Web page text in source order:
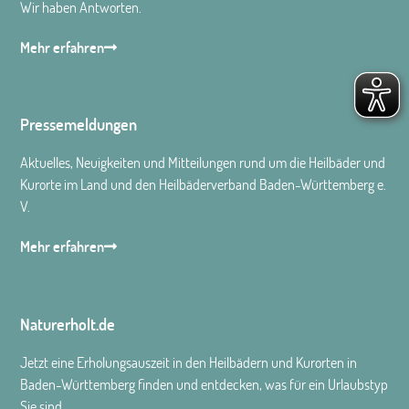
Wir haben Antworten.
Mehr erfahren
Pressemeldungen
Aktuelles, Neuigkeiten und Mitteilungen rund um die Heilbäder und
Kurorte im Land und den Heilbäderverband Baden-Württemberg e.
V.
Mehr erfahren
Naturerholt.de
Jetzt eine Erholungsauszeit in den Heilbädern und Kurorten in
Baden-Württemberg finden und entdecken, was für ein Urlaubstyp